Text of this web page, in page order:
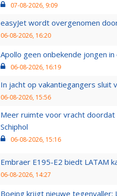
07-08-2026, 9:09
easyJet wordt overgenomen
06-08-2026, 16:20
Apollo geen onbekende jongen
06-08-2026, 16:19
In jacht op vakantiegangers sluit
06-08-2026, 15:56
Meer ruimte voor vracht
Schiphol
06-08-2026, 15:16
Embraer E195-E2 biedt LATAM
06-08-2026, 14:27
Boeing krijgt nieuwe